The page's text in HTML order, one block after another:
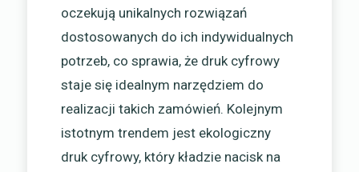
oczekują unikalnych rozwiązań
dostosowanych do ich indywidualnych
potrzeb, co sprawia, że druk cyfrowy
staje się idealnym narzędziem do
realizacji takich zamówień. Kolejnym
istotnym trendem jest ekologiczny
druk cyfrowy, który kładzie nacisk na